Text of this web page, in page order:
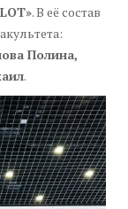
. В её состав
Полина,
.